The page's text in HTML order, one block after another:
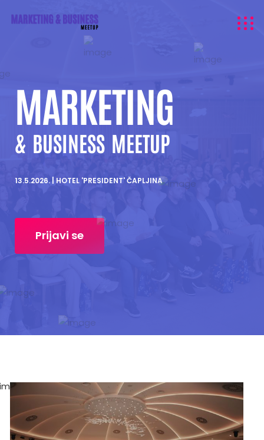
MARKETING
& BUSINESS MEETUP
13.5.2026. | HOTEL 'PRESIDENT' ČAPLJINA
Prijavi se